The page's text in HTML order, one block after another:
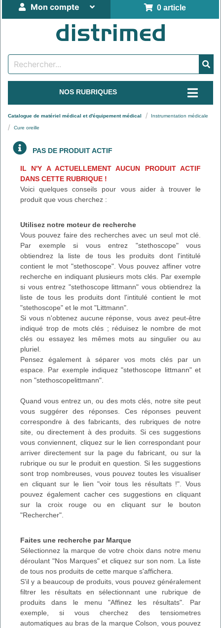
0 article
Mon compte
NOS RUBRIQUES
Catalogue de matériel médical et d'équipement médical Instrumentation médicale
Cure oreille
PAS DE PRODUIT ACTIF
IL N'Y A ACTUELLEMENT AUCUN PRODUIT ACTIF
DANS CETTE RUBRIQUE !
Voici quelques conseils pour vous aider à trouver le
produit que vous cherchez :
Utilisez notre moteur de recherche
Vous pouvez faire des recherches avec un seul mot clé.
Par exemple si vous entrez "stethoscope" vous
obtiendrez la liste de tous les produits dont l'intitulé
contient le mot "stethoscope". Vous pouvez affiner votre
recherche en indiquant plusieurs mots clés. Par exemple
si vous entrez "stethoscope littmann" vous obtiendrez la
liste de tous les produits dont l'intitulé contient le mot
"stethoscope" et le mot "Littmann".
Si vous n'obtenez aucune réponse, vous avez peut-être
indiqué trop de mots clés ; réduisez le nombre de mot
clés ou essayez les mêmes mots au singulier ou au
pluriel.
Pensez également à séparer vos mots clés par un
espace. Par exemple indiquez "stethoscope littmann" et
non "stethoscopelittmann".
Quand vous entrez un, ou des mots clés, notre site peut
vous suggérer des réponses. Ces réponses peuvent
correspondre à des fabricants, des rubriques de notre
site, ou directement à des produits. Si ces suggestions
vous conviennent, cliquez sur le lien correspondant pour
arriver directement sur la page du fabricant, ou sur la
rubrique ou sur le produit en question. Si les suggestions
sont trop nombreuses, vous pouvez toutes les visualiser
en cliquant sur le lien "voir tous les résultats !". Vous
pouvez également cacher ces suggestions en cliquant
sur la croix rouge ou en cliquant sur le bouton
"Rechercher".
Faites une recherche par Marque
Sélectionnez la marque de votre choix dans notre menu
déroulant "Nos Marques" et cliquez sur son nom. La liste
de tous nos produits de cette marque s'affichera.
S'il y a beaucoup de produits, vous pouvez généralement
filtrer les résultats en sélectionnant une rubrique de
produits dans le menu "Affinez les résultats". Par
exemple, si vous cherchez des tensiometres
automatiques au bras de la marque Colson, vous pouvez